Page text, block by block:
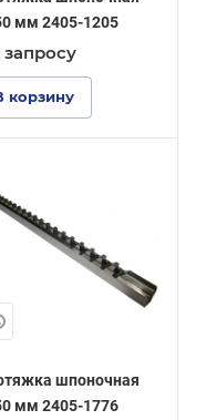
мм 2405-1205
росу
корзину
шпоночная
мм 2405-1776